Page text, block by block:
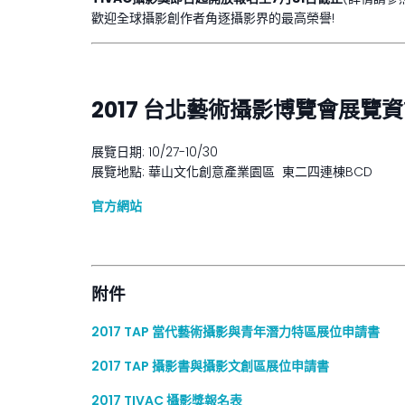
歡迎全球攝影創作者角逐攝影界的最高榮譽!
2017 台北藝術攝影博覽會展覽
展覽日期: 10/27-10/30
展覽地點: 華山文化創意產業園區 東二四連棟BCD
官方網站
附件
2017 TAP 當代藝術攝影與青年潛力特區展位申請書
2017 TAP 攝影書與攝影文創區展位申請書
2017 TIVAC 攝影獎報名表